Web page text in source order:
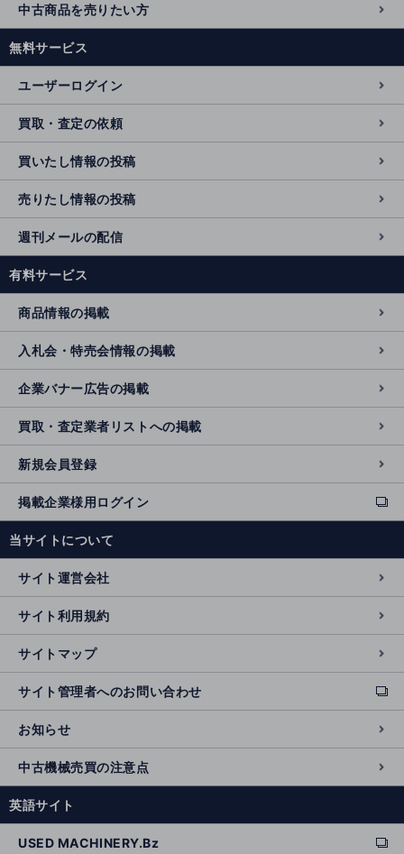
中古商品を売りたい方
無料サービス
ユーザーログイン
買取・査定の依頼
買いたし情報の投稿
売りたし情報の投稿
週刊メールの配信
有料サービス
商品情報の掲載
入札会・特売会情報の掲載
企業バナー広告の掲載
買取・査定業者リストへの掲載
新規会員登録
掲載企業様用ログイン
ext
e
n
al
si
t
e
当サイトについて
サイト運営会社
サイト利用規約
サイトマップ
サイト管理者へのお問い合わせ
ext
e
r
n
al
si
e
お知らせ
中古機械売買の注意点
英語サイト
USED MACHINERY.Bz ext